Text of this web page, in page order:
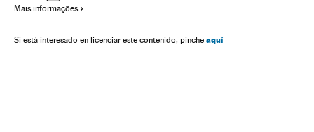
Terrorismo
Mais informações
Si está interesado en licenciar este contenido, pinche aquí